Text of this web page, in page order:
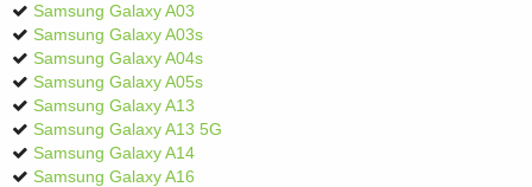
Samsung Galaxy A03
Samsung Galaxy A03s
Samsung Galaxy A04s
Samsung Galaxy A05s
Samsung Galaxy A13
Samsung Galaxy A13 5G
Samsung Galaxy A14
Samsung Galaxy A16